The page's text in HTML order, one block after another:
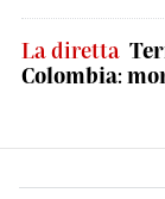
La diretta
Colombia: